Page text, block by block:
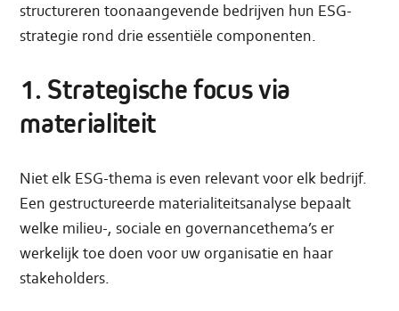
structureren toonaangevende bedrijven hun ESG-
strategie rond drie essentiële componenten.
1. Strategische focus via
materialiteit
Niet elk ESG-thema is even relevant voor elk bedrijf.
Een gestructureerde materialiteitsanalyse bepaalt
welke milieu-, sociale en governancethema’s er
werkelijk toe doen voor uw organisatie en haar
stakeholders.